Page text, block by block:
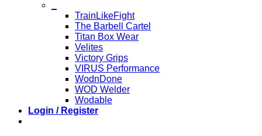
TrainLikeFight
The Barbell Cartel
Titan Box Wear
Velites
Victory Grips
VIRUS Performance
WodnDone
WOD Welder
Wodable
Login / Register